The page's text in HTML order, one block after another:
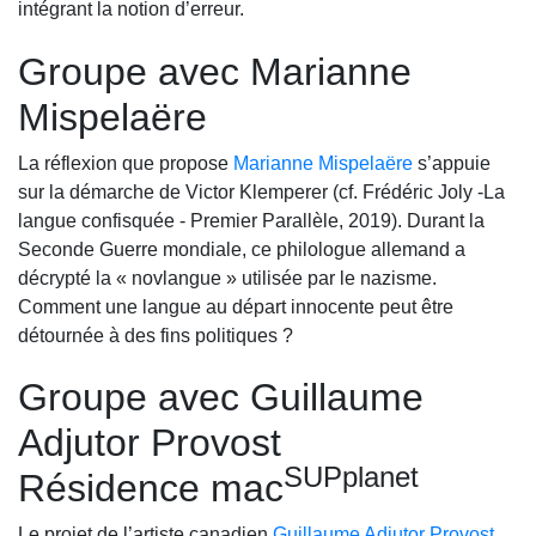
intégrant la notion d’erreur.
Groupe avec Marianne
Mispelaëre
La réflexion que propose Marianne Mispelaëre s’appuie
sur la démarche de Victor Klemperer (cf. Frédéric Joly -La
langue confisquée - Premier Parallèle, 2019). Durant la
Seconde Guerre mondiale, ce philologue allemand a
décrypté la « novlangue » utilisée par le nazisme.
Comment une langue au départ innocente peut être
détournée à des fins politiques ?
Groupe avec Guillaume
Adjutor Provost
Résidence macSUPplanet